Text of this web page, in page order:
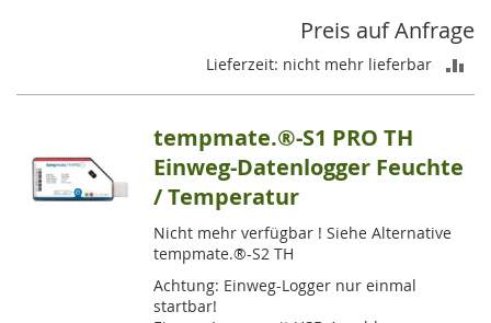
Preis auf Anfrage
Lieferzeit: nicht mehr lieferbar
tempmate.®-S1 PRO TH
Einweg-Datenlogger Feuchte
/ Temperatur
Nicht mehr verfügbar ! Siehe Alternative
tempmate.®-S2 TH
Achtung: Einweg-Logger nur einmal
startbar!